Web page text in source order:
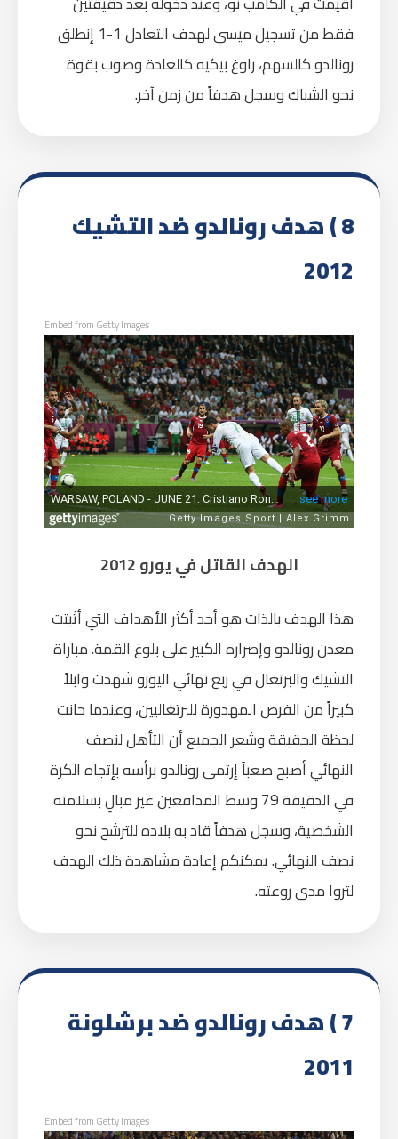
فقط من تسجيل ميسي لهدف التعادل 1-1 إنطلق
رونالدو كالسهم، راوغ بيكيه كالعادة وصوب بقوة
نحو الشباك وسجل هدفاً من زمن آخر.
8 ) هدف رونالدو ضد التشيك
2012
Embed from Getty Images
الهدف القاتل في يورو 2012
هذا الهدف بالذات هو أحد أكثر الأهداف التي أثبتت
معدن رونالدو وإصراره الكبير على بلوغ القمة. مباراة
التشيك والبرتغال في ربع نهائي اليورو شهدت وابلاً
كبيراً من الفرص المهدورة للبرتغاليين، وعندما حانت
لحظة الحقيقة وشعر الجميع أن التأهل لنصف
النهائي أصبح صعباً إرتمى رونالدو برأسه بإتجاه الكرة
في الدقيقة 79 وسط المدافعين غير مبالٍ بسلامته
الشخصية، وسجل هدفاً قاد به بلاده للترشح نحو
نصف النهائي. يمكنكم إعادة مشاهدة ذلك الهدف
لتروا مدى روعته.
7 ) هدف رونالدو ضد برشلونة
2011
Embed from Getty Images